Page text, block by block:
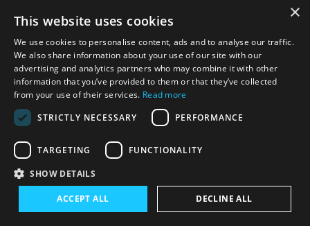
Cadres de gouvernance
Coopération (1)
Restez en contact avec nous
×
This website uses cookies
We use cookies to personalise content, ads and to analyse our traffic.
We also share information about your use of our site with our
advertising and analytics partners who may combine it with other
information that you’ve provided to them or that they’ve collected
from your use of their services. Read more
STRICTLY NECESSARY
PERFORMANCE
TARGETING FUNCTIONALITY
SHOW DETAILS
ACCEPT ALL DECLINE ALL